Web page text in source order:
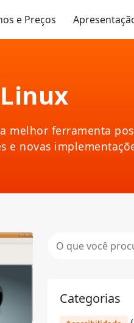
e Preços
melhor ferramenta
e novas
Categorias